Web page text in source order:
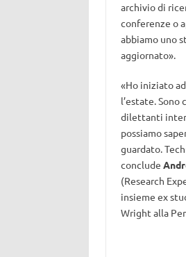
archivio di
conferenze o
abbiamo uno
aggiornato».
«Ho iniziato
l’estate.
dilettanti
possiamo
guardato.
conclude
(Research
insieme ex
Wright alla